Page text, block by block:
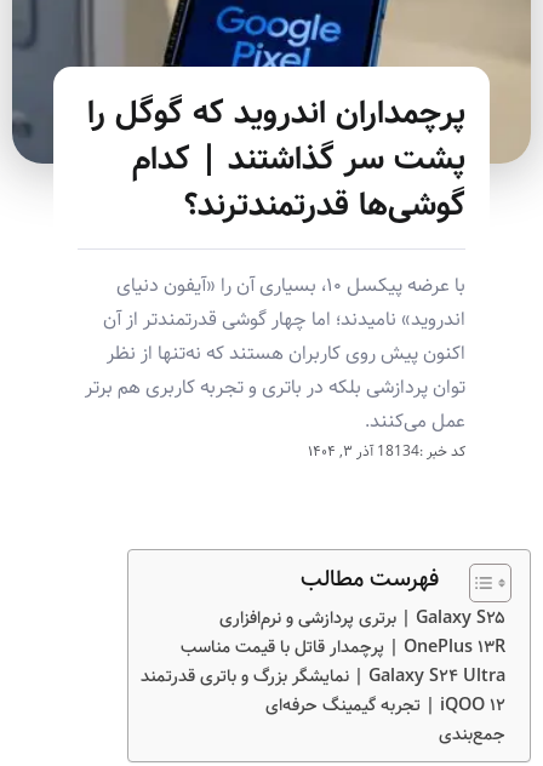
پرچمداران اندروید که گوگل را
پشت سر گذاشتند | کدام
گوشی‌ها قدرتمندترند؟
با عرضه پیکسل ۱۰، بسیاری آن را «آیفون دنیای
اندروید» نامیدند؛ اما چهار گوشی قدرتمندتر از آن
اکنون پیش روی کاربران هستند که نه‌تنها از نظر
توان پردازشی بلکه در باتری و تجربه کاربری هم برتر
عمل می‌کنند.
کد خبر :18134 آذر ۳, ۱۴۰۴
فهرست مطالب
Galaxy S۲۵ | برتری پردازشی و نرم‌افزاری
OnePlus ۱۳R | پرچمدار قاتل با قیمت مناسب
Galaxy S۲۴ Ultra | نمایشگر بزرگ و باتری قدرتمند
iQOO ۱۲ | تجربه گیمینگ حرفه‌ای
جمع‌بندی